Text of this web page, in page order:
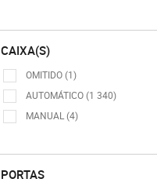
CAIXA(S)
OMITIDO (1)
AUTOMÁTICO (1 340)
MANUAL (4)
PORTAS